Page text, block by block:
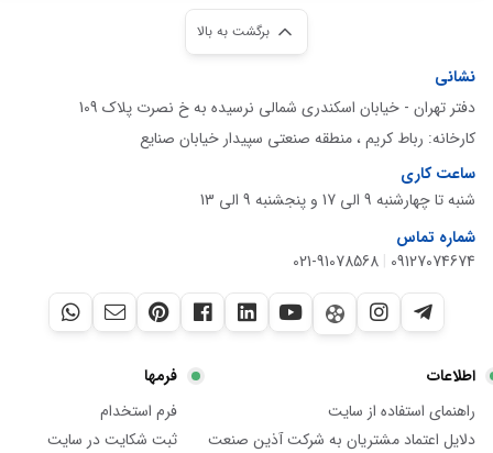
برگشت به بالا
نشانی
دفتر تهران - خیابان اسکندری شمالی نرسیده به خ نصرت پلاک 109
کارخانه: رباط کریم ، منطقه صنعتی سپیدار خیابان صنایع
ساعت کاری
شنبه تا چهارشنبه 9 الی 17 و پنجشنبه 9 الی 13
شماره تماس
09127074674
|
021-91078568
اطلاعات
راهنمای استفاده از سایت
دلایل اعتماد مشتریان به شرکت آذین صنعت
فرمها
فرم استخدام
ثبت شکایت در سایت